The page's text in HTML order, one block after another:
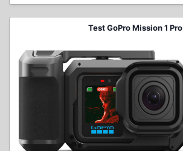
Test GoPro Mission 1 Pro